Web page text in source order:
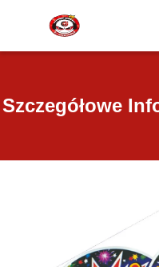
Szczegółowe